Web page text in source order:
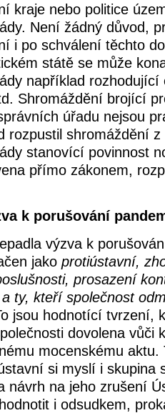
kraje nebo politice
Není žádný důvod,
i po schválení těchto
státě se může
například rozhodující
Shromáždění brojící
úřadu nejsou
rozpustil shromáždění
stanovící povinnost
přímo zákonem,
k porušování
výzva k
jako protiústavní,
prosazení
ty, kteří společnost
jsou hodnotící tvrzení,
dovolena vůči
mocenskému aktu.
si myslí i skupina
návrh na jeho zrušení
i odsudkem,